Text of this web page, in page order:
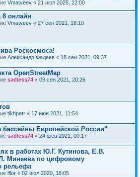
Vmatveev « 21 июл 2025, 22:00
8 онлайн
Vmatveev « 27 сен 2021, 18:10
Роскосмоса!
Александр Фадеев « 18 сен 2021, 09:37
OpenStreetMap
sadless74 « 09 сен 2021, 20:26
tikhpetr « 17 июн 2021, 11:54
бассейны Европейской России"
sadless74 « 24 фев 2021, 00:17
в работах Ю.Г. Кутинова, Е.В.
Минеева по цифровому
рельефа
iflor « 02 июл 2020, 18:05